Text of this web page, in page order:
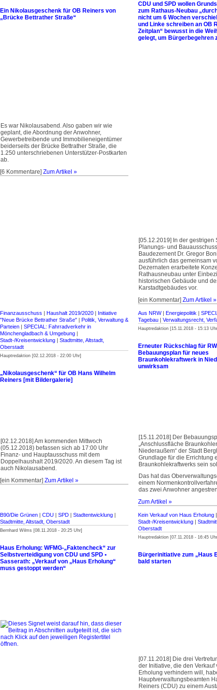
Ein Nikolausgeschenk für OB Reiners von
„Brücke Bettrather Straße“
Es war Nikolausabend. Also gaben wir wie
geplant, die Abordnung der Anwohner,
Gewerbetreibende und Immobilieneigentümer
beiderseits der Brücke Bettrather Straße, die
1.250 unterschriebenen Unterstützer-Postkarten
ab.
[6 Kommentare] Zum Artikel »
CDU und SPD wollen
zum Rathaus-Neubau
nicht um 6 Wochen
und Linke schreiben an OB
Zeitplan“ bewusst in die
gelegt, um Bürgerbegehren
[05.12.2019] In der gestrigen
Planungs- und
Baudezernent Dr. Gregor
ausführlich das gemeinsam
Dezernaten erarbeitete
Rathausneubau unter
historischen Gebäude und
Karstadtgebäudes vor.
[ein Kommentar] Zum Artikel »
Finanzausschuss | Haushalt 2019/2020 | Initiative
"Neue Brücke Bettrather Straße" | Politik, Verwaltung &
Parteien | SPECIAL: Fahrradverkehr in
Mönchengladbach & Umgebung |
Stadt-/Kreisentwicklung | Stadtmitte, Altstadt,
Oberstadt
Hauptredaktion [02.12.2018 - 22:00 Uhr]
„Nikolausgeschenk“ für OB Hans Wilhelm
Reiners [mit Bildergalerie]
[02.12.2018] Am kommenden Mittwoch
(05.12.2018) befassen sich ab 17:00 Uhr
Finanz- und Hauptausschuss mit dem
Doppelhaushalt 2019/2020. An diesem Tag ist
auch Nikolausabend.
[ein Kommentar] Zum Artikel »
Aus NRW| Energiepolitik |
Tagebau | Verwaltungsrecht,
Hauptredaktion [15.11.2018 - 15:13
Erneuter Rückschlag für
Bebauungsplan für neues
Braunkohlekraftwerk in
unwirksam
[15.11.2018] Der
„Anschlussfläche
Niederaußem“ der Stadt
Grundlage für die Errichtung
Braunkohlekraftwerks sein
Das hat das
einem
das zwei Anwohner
Zum Artikel »
B90/Die Grünen | CDU | SPD | Stadtentwicklung |
Stadtmitte, Altstadt, Oberstadt
Bernhard Wilms [08.11.2018 - 20:25 Uhr]
Haus Erholung: WFMG-„Faktencheck“ zur
Selbstverteidigung von CDU und SPD •
Sasserath: „Verkauf von „Haus Erholung“
muss gestoppt werden“
Kein Verkauf von Haus Erholung
Stadt-/Kreisentwicklung |
Oberstadt
Hauptredaktion [07.11.2018 - 16:45
Bürgerinitiative zum „Haus
bald starten
[07.11.2018] Die drei
der Initiative, die den Verkauf
Erholung verhindern will,
Hauptverwaltungsbeamten
Reiners (CDU) zu einem